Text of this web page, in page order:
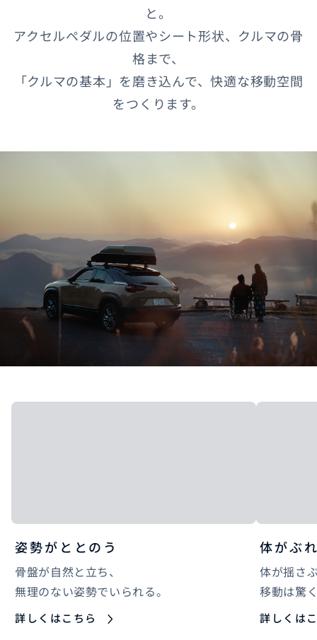
と。
アクセルペダルの位置やシート形状、クルマの骨
格まで、
「クルマの基本」を磨き込んで、快適な移動空間
をつくります。
姿勢がととのう
骨盤が自然と立ち、
無理のない姿勢でいられる。
詳しくはこちら
体がぶ
体が揺さ
移動は驚
詳しくは